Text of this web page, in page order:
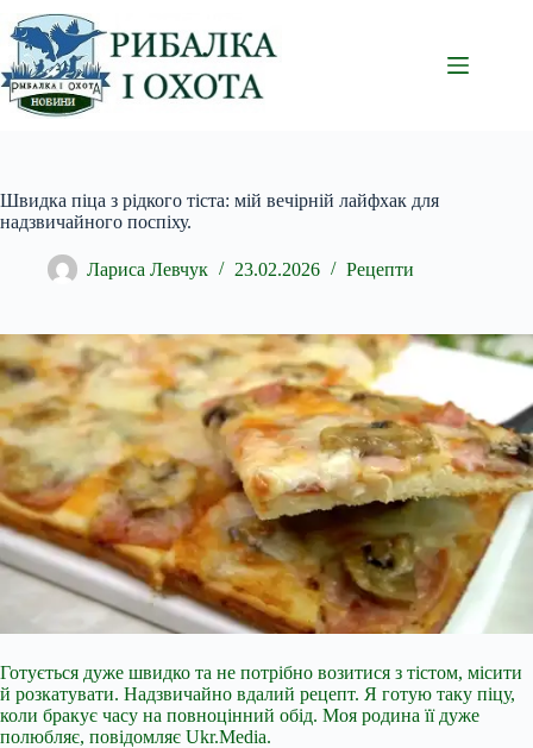
Перейти
до
вмісту
Швидка піца з рідкого тіста: мій вечірній лайфхак для
надзвичайного поспіху.
Лариса Левчук 23.02.2026 Рецепти
Готується дуже швидко та не потрібно возитися з тістом, місити
й розкатувати. Надзвичайно вдалий рецепт. Я готую таку піцу,
коли бракує часу на повноцінний обід. Моя родина її дуже
полюбляє, повідомляє Ukr.Media.